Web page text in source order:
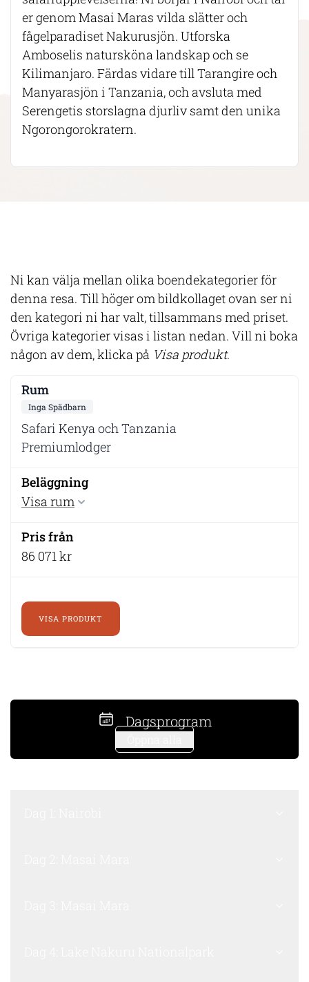
er genom Masai Maras vilda slätter och
fågelparadiset Nakurusjön. Utforska
Amboselis natursköna landskap och se
Kilimanjaro. Färdas vidare till Tarangire och
Manyarasjön i Tanzania, och avsluta med
Serengetis storslagna djurliv samt den unika
Ngorongorokratern.
Ni kan välja mellan olika boendekategorier för
denna resa. Till höger om bildkollaget ovan ser ni
den kategori ni har valt, tillsammans med priset.
Övriga kategorier visas i listan nedan. Vill ni boka
någon av dem, klicka på Visa produkt.
Inga Spädbarn
Safari Kenya och Tanzania
Premiumlodger
Visa rum
86 071 kr
VISA PRODUKT
Dagsprogram